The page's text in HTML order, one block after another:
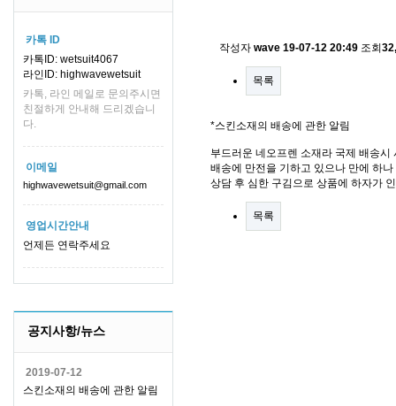
카톡 ID
카톡ID: wetsuit4067
라인ID: highwavewetsuit
카톡, 라인 메일로 문의주시면
친절하게 안내해 드리겠습니
다.
이메일
highwavewetsuit@gmail.com
영업시간안내
언제든 연락주세요
공지사항/뉴스
2019-07-12
스킨소재의 배송에 관한 알림
작성자 wave 19-07-12 20:49 조회
목록
*스킨소재의 배송에 관한 알림
부드러운 네오프렌 소재라 국제 배송
배송에 만전을 기하고 있으나 만에 하
상담 후 심한 구김으로 상품에 하자가
목록